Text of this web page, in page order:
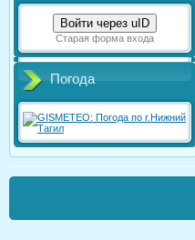
Войти через uID
Старая форма входа
Погода